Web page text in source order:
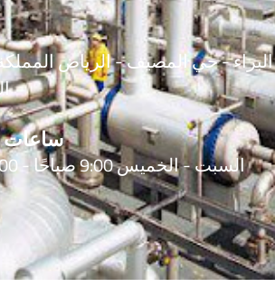
- حي المصيف - الرياض المملكة
ساعات
السبت - الخميس 9:00 صباحًا - 6:00 مساءً